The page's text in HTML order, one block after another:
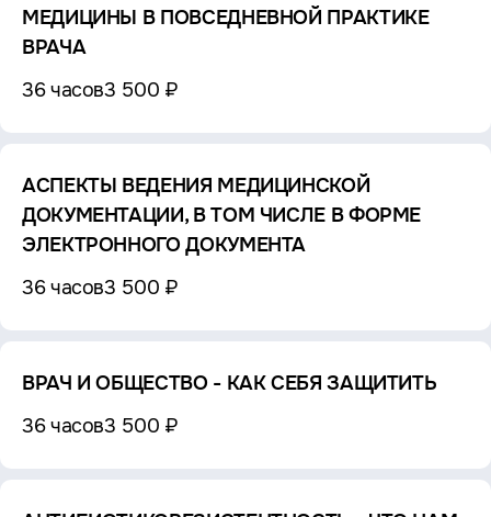
МЕДИЦИНЫ В ПОВСЕДНЕВНОЙ ПРАКТИКЕ
ВРАЧА
36 часов3 500 ₽
АСПЕКТЫ ВЕДЕНИЯ МЕДИЦИНСКОЙ
ДОКУМЕНТАЦИИ, В ТОМ ЧИСЛЕ В ФОРМЕ
ЭЛЕКТРОННОГО ДОКУМЕНТА
36 часов3 500 ₽
ВРАЧ И ОБЩЕСТВО - КАК СЕБЯ ЗАЩИТИТЬ
36 часов3 500 ₽